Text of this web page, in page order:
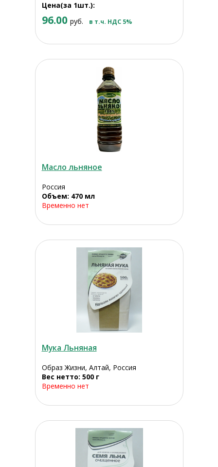
Цена(за 1шт.):
96.00 руб. в т.ч. НДС 5%
Масло льняное
Россия
Объем: 470 мл
Временно нет
Мука Льняная
Образ Жизни, Алтай, Россия
Вес нетто: 500 г
Временно нет